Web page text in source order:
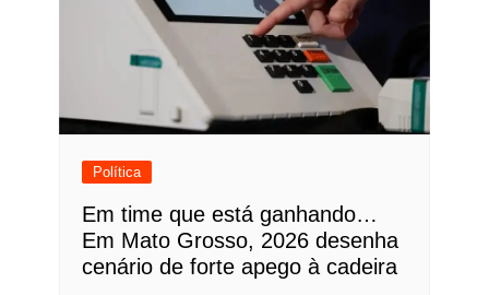
Política
Em time que está ganhando…
Em Mato Grosso, 2026 desenha
cenário de forte apego à cadeira